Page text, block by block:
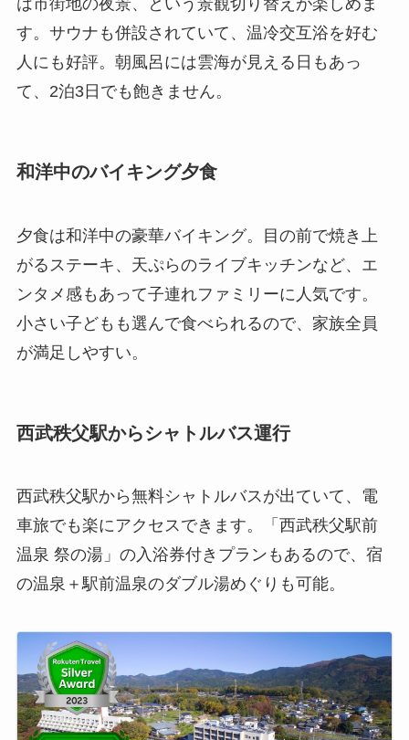
す。サウナも併設されていて、温冷交互浴を好む
人にも好評。朝風呂には雲海が見える日もあっ
て、2泊3日でも飽きません。
和洋中のバイキング夕食
夕食は和洋中の豪華バイキング。目の前で焼き上
がるステーキ、天ぷらのライブキッチンなど、エ
ンタメ感もあって子連れファミリーに人気です。
小さい子どもも選んで食べられるので、家族全員
が満足しやすい。
西武秩父駅からシャトルバス運行
西武秩父駅から無料シャトルバスが出ていて、電
車旅でも楽にアクセスできます。「西武秩父駅前
温泉 祭の湯」の入浴券付きプランもあるので、宿
の温泉＋駅前温泉のダブル湯めぐりも可能。